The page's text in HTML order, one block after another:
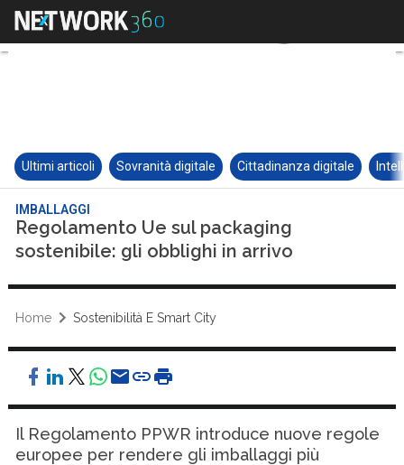
Ultimi articoli Sovranità digitale Cittadinanza digitale
IMBALLAGGI
Regolamento Ue sul packaging
sostenibile: gli obblighi in arrivo
Home Sostenibilità E Smart City
Il Regolamento PPWR introduce nuove regole
europee per rendere gli imballaggi più